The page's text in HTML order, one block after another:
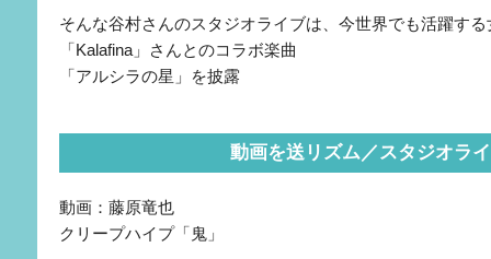
そんな谷村さんのスタジオライブは、今世界でも活躍す
「Kalafina」さんとのコラボ楽曲
「アルシラの星」を披露
動画を送リズム／スタジオラ
動画：藤原竜也
クリープハイプ「鬼」